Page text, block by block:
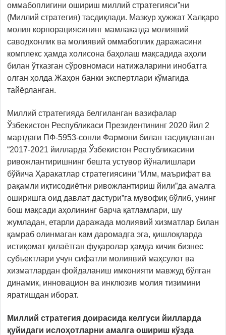
оммабоплигини ошириш миллий стратегияси”ни
(Миллий стратегия) тасдиқлади. Мазкур ҳужжат Халқаро
молия корпорациясининг мамлакатда молиявий
саводхонлик ва молиявий оммабоплик даражасини
комплекс ҳамда холисона баҳолаш мақсадида аҳоли
билан ўтказган сўровномаси натижаларини инобатга
олган ҳолда Жаҳон банки экспертлари кўмагида
тайёрланган.
Миллий стратегияда белгиланган вазифалар
Ўзбекистон Республикаси Президентининг 2020 йил 2
мартдаги ПФ-5953-сонли Фармони билан тасдиқланган
“2017-2021 йилларда Ўзбекистон Республикасини
ривожлантиришнинг бешта устувор йўналишлари
бўйича Ҳаракатлар стратегиясини “Илм, маърифат ва
рақамли иқтисодиётни ривожлантириш йили”да амалга
оширишга оид давлат дастури”га мувофиқ бўлиб, унинг
бош мақсади аҳолининг барча қатламлари, шу
жумладан, етарли даражада молиявий хизматлар билан
қамраб олинмаган кам даромадга эга, қишлоқларда
истиқомат қилаётган фуқаролар ҳамда кичик бизнес
субъектлари учун сифатли молиявий маҳсулот ва
хизматлардан фойдаланиш имконияти мавжуд бўлган
динамик, инновацион ва инклюзив молия тизимини
яратишдан иборат.
Миллий стратегия доирасида келгуси йилларда
қуйидаги ислоҳотларни амалга ошириш кўзда